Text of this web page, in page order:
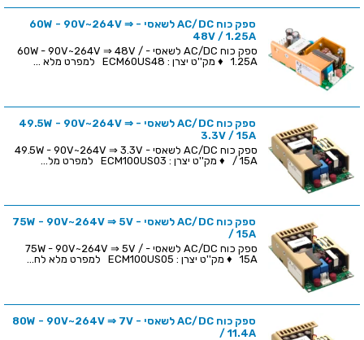
ספק כוח AC/DC לשאסי - 60W - 90V~264V ⇒
48V / 1.25A
ספק כוח AC/DC לשאסי - 60W - 90V~264V ⇒ 48V /
1.25A ♦ מק''ט יצרן : ECM60US48 למפרט מלא ...
ספק כוח AC/DC לשאסי - 49.5W - 90V~264V ⇒
3.3V / 15A
ספק כוח AC/DC לשאסי - 49.5W - 90V~264V ⇒ 3.3V
/ 15A ♦ מק''ט יצרן : ECM100US03 למפרט מל...
ספק כוח AC/DC לשאסי - 75W - 90V~264V ⇒ 5V
/ 15A
ספק כוח AC/DC לשאסי - 75W - 90V~264V ⇒ 5V /
15A ♦ מק''ט יצרן : ECM100US05 למפרט מלא לח...
ספק כוח AC/DC לשאסי - 80W - 90V~264V ⇒ 7V
/ 11.4A